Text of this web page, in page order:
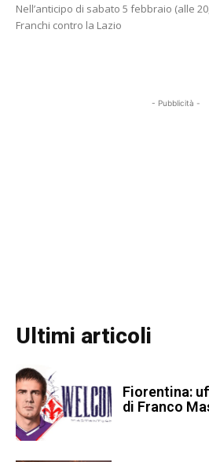
Nell’anticipo di sabato 5 febbraio (alle
Franchi contro la Lazio
- Pubblicità -
Ultimi articoli
Fiorentina:
di Franco